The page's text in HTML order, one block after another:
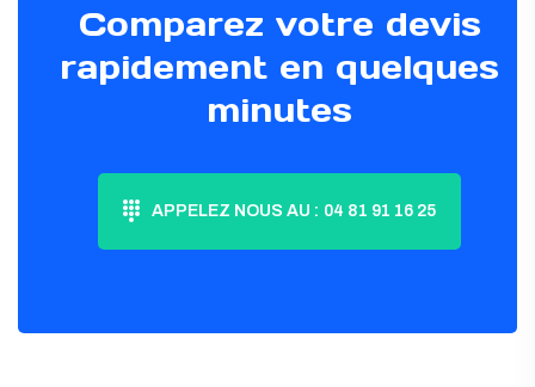
Comparez votre devis
rapidement en quelques
minutes
APPELEZ NOUS AU : 04 81 91 16 25